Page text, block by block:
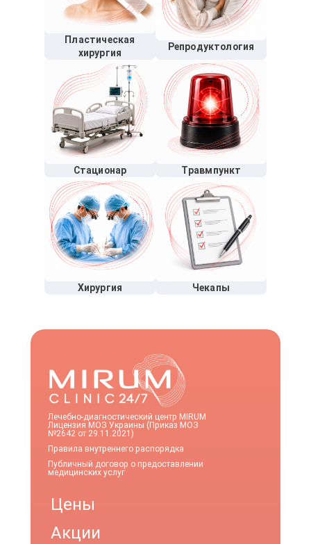
Пластическая
хирургия
Репродуктология
Стационар Травмпункт
Хирургия Чекапы
Лечебно-диагностический центр MIRUM
Лицензия МОЗ Украины (Приказ МОЗ
№2642 от 29.11.2021)
Правила внутреннего распорядка
Публичный договор о предоставлении
медицинских услуг
Цены
Акции